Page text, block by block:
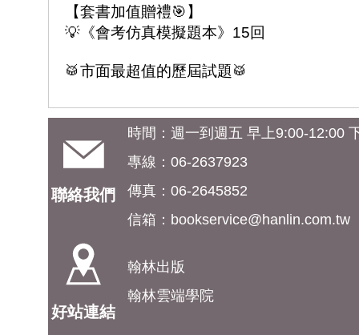
【套書加值贈禮🎯】
💡《會考仿真模擬題本》15回
🥁市面最超值的歷屆試題🥁
聯絡我們
時間：週一到週五 早上9:00-12:00
專線：06-2637923
傳真：06-2645852
信箱： bookservice@hanlin.com.tw
好站連結
翰林出版
翰林雲端學院